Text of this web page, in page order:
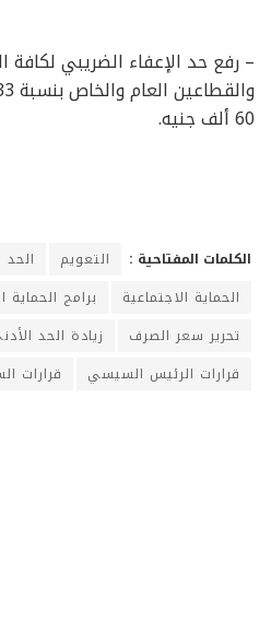
– رفع حد الإعفاء الضريبي لكافة
60 ألف جنيه.
الكلمات المفتاحية : التعويم
الحد
الحماية الاجتماعية
برامج الحماية
تحرير سعر الصرف
زيادة الحد
قرارات الرئيس السيسي
قرارات